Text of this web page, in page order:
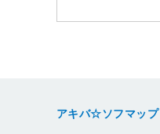
アキバ☆ソフマップ